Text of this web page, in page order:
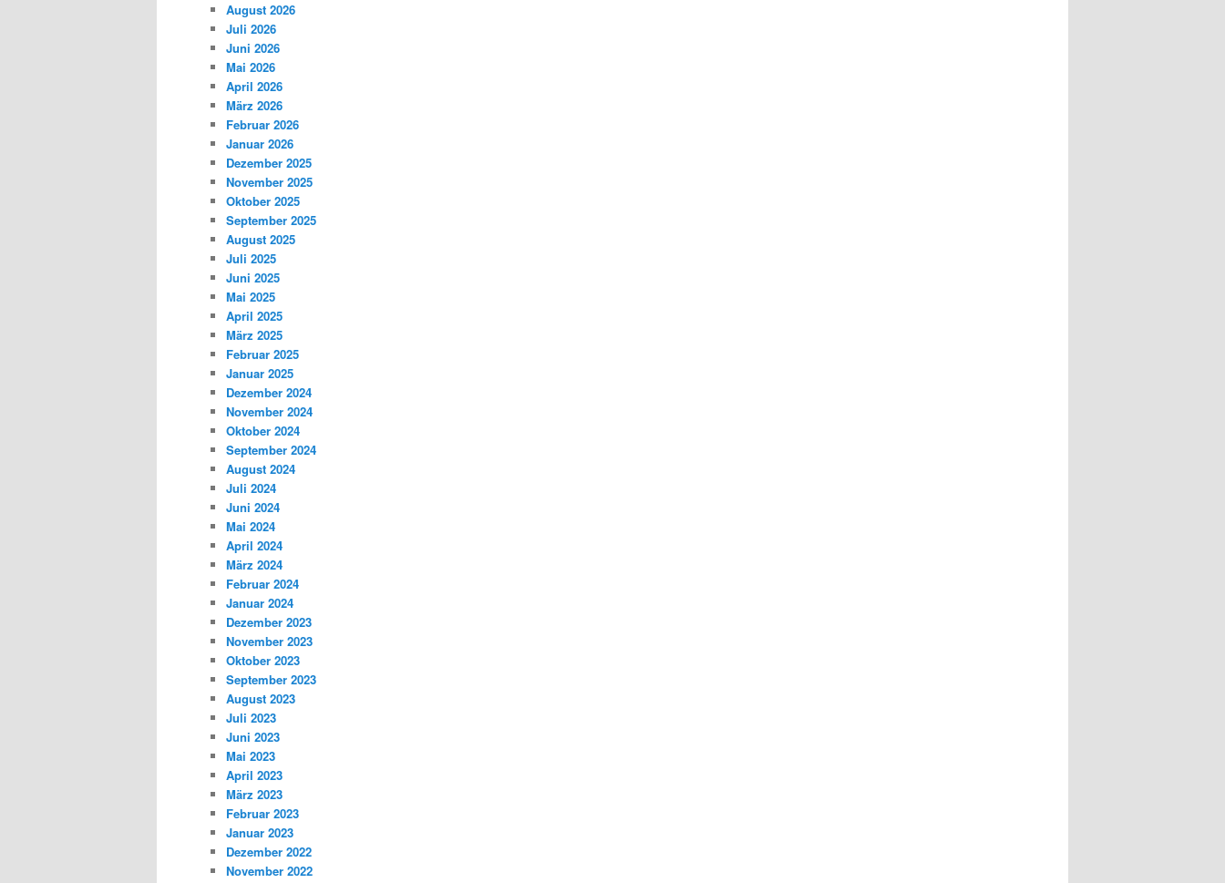
August 2026
Juli 2026
Juni 2026
Mai 2026
April 2026
März 2026
Februar 2026
Januar 2026
Dezember 2025
November 2025
Oktober 2025
September 2025
August 2025
Juli 2025
Juni 2025
Mai 2025
April 2025
März 2025
Februar 2025
Januar 2025
Dezember 2024
November 2024
Oktober 2024
September 2024
August 2024
Juli 2024
Juni 2024
Mai 2024
April 2024
März 2024
Februar 2024
Januar 2024
Dezember 2023
November 2023
Oktober 2023
September 2023
August 2023
Juli 2023
Juni 2023
Mai 2023
April 2023
März 2023
Februar 2023
Januar 2023
Dezember 2022
November 2022